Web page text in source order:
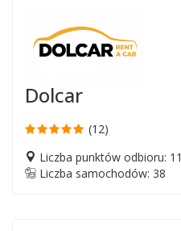
Dolcar
(12)
Liczba punktów odbioru: 11
Liczba samochodów: 38